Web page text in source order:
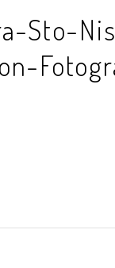
Sto-